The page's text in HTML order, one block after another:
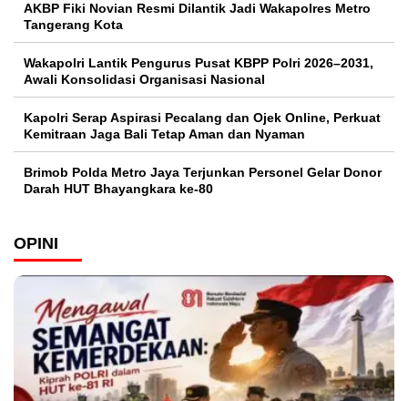
AKBP Fiki Novian Resmi Dilantik Jadi Wakapolres Metro
Tangerang Kota
Wakapolri Lantik Pengurus Pusat KBPP Polri 2026–2031,
Awali Konsolidasi Organisasi Nasional
Kapolri Serap Aspirasi Pecalang dan Ojek Online, Perkuat
Kemitraan Jaga Bali Tetap Aman dan Nyaman
Brimob Polda Metro Jaya Terjunkan Personel Gelar Donor
Darah HUT Bhayangkara ke-80
OPINI